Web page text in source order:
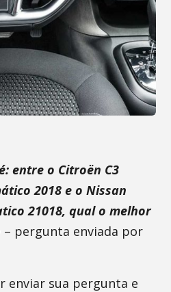
entre o Citroën C3
2018 e o Nissan
21018, qual o melhor
– pergunta enviada por
enviar sua pergunta e